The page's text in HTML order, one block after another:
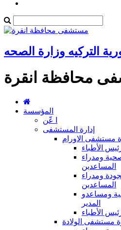
التركيه وزارة الصحه
محافظة انقرة
المؤسسة
ا عّن
إدارة المستشفى
مستشفى الاورام
الأطباء
ومدراء
المساعدين
ومدراء
المساعدين
ومساعدو
المدير
الأطباء
مستشفى الولادة